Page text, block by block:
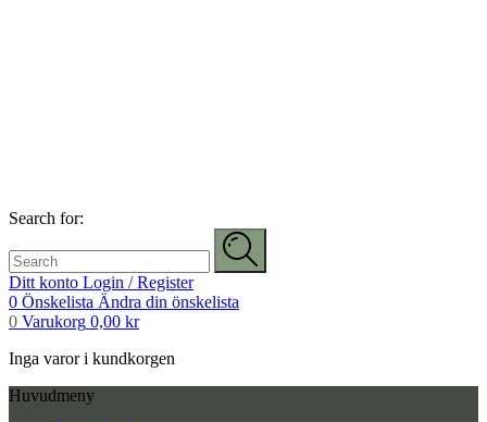
Search for:
Ditt konto Login / Register
0 Önskelista Ändra din önskelista
0 Varukorg 0,00 kr
Inga varor i kundkorgen
Huvudmeny